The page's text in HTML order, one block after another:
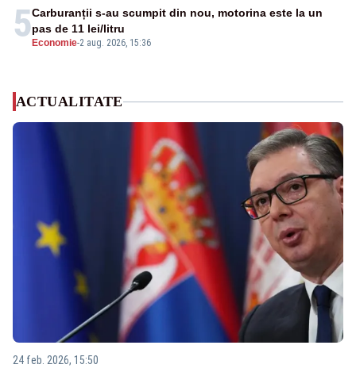
5 Economie-2 aug. 2026, 15:36
Carburanții s-au scumpit din nou, motorina este la un
pas de 11 lei/litru
ACTUALITATE
24 feb. 2026, 15:50